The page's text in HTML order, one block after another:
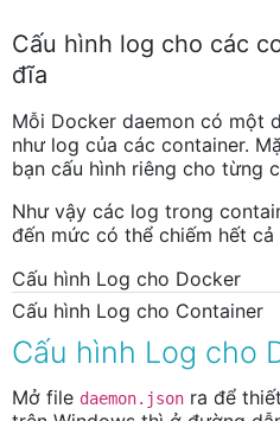
Cấu hình log cho các
đĩa
Mỗi Docker daemon có một
như log của các container.
bạn cấu hình riêng cho từng
Như vậy các log trong
đến mức có thể chiếm hết
Cấu hình Log cho Docker
Cấu hình Log cho Container
Cấu hình Log cho
Mở file daemon.json ra để